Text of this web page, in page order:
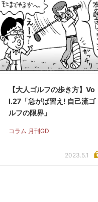
【大人ゴルフの歩き方】Vo
l.27「急がば習え! 自己流ゴ
ルフの限界」
コラム 月刊GD
2023.5.1